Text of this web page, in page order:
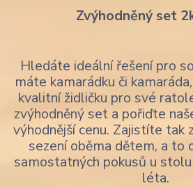
Zvýhodněný set
Hledáte ideální řešení pro
máte kamarádku či
kvalitní židličku pro své
zvýhodněný set a pořiďte
výhodnější cenu. Zajistíte tak
sezení oběma dětem, a to
samostatných pokusů u
léta.